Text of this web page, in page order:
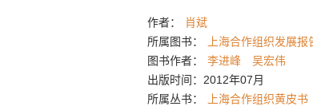
作者：
肖斌
所属图书：
上海合作组织发展报
图书作者：
李进峰
吴宏伟
出版时间：2012年07月
所属丛书：
上海合作组织黄皮书